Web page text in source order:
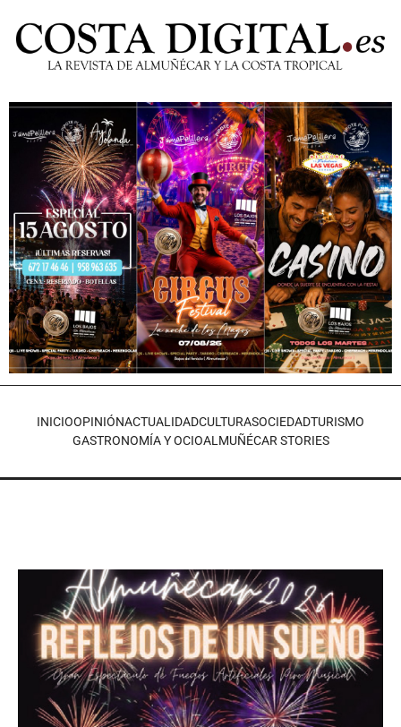
INICIOOPINIÓNACTUALIDADCULTURASOCIEDADTURISMO
GASTRONOMÍA Y OCIOALMUÑÉCAR STORIES